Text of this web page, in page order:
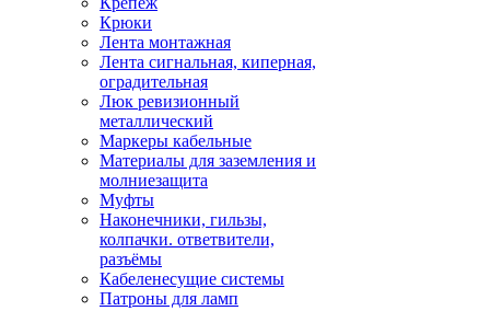
Крюки
Лента монтажная
Лента сигнальная, киперная,
оградительная
Люк ревизионный
металлический
Маркеры кабельные
Материалы для заземления и
молниезащита
Муфты
Наконечники, гильзы,
колпачки. ответвители,
разъёмы
Кабеленесущие системы
Патроны для ламп